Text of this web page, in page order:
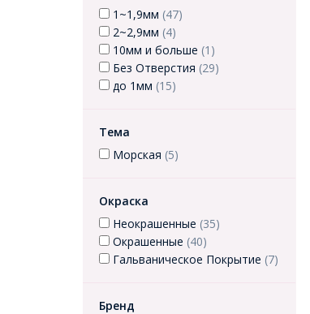
1~1,9мм (47)
2~2,9мм (4)
10мм и больше (1)
Без Отверстия (29)
до 1мм (15)
Тема
Морская (5)
Окраска
Неокрашенные (35)
Окрашенные (40)
Гальваническое Покрытие (7)
Бренд